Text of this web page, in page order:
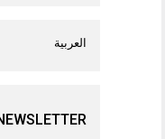
العربية